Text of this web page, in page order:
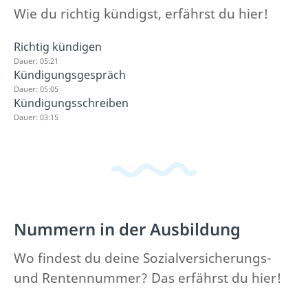
Wie du richtig kündigst, erfährst du hier!
Richtig kündigen
Dauer: 05:21
Kündigungsgespräch
Dauer: 05:05
Kündigungsschreiben
Dauer: 03:15
Nummern in der Ausbildung
Wo findest du deine Sozialversicherungs-
und Rentennummer? Das erfährst du hier!